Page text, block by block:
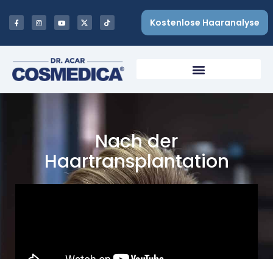
Kostenlose Haaranalyse
Nach der
Haartransplantation